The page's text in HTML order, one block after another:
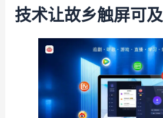
技术让故乡触屏可及